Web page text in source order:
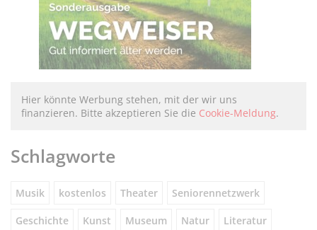
Hier könnte Werbung stehen, mit der wir uns
finanzieren. Bitte akzeptieren Sie die Cookie-Meldung.
Schlagworte
Musik kostenlos Theater Seniorennetzwerk
Geschichte Kunst Museum Natur Literatur